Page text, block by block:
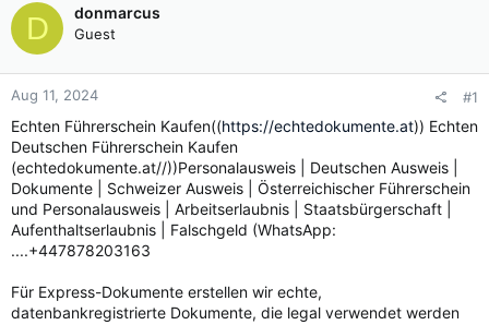
a
r
t
r
a
D donmarcus
Guest
Aug 11, 2024 #1
Echten Führerschein Kaufen((https://echtedokumente.at)) Echten
Deutschen Führerschein Kaufen
(echtedokumente.at//))Personalausweis | Deutschen Ausweis |
Dokumente | Schweizer Ausweis | Österreichischer Führerschein
und Personalausweis | Arbeitserlaubnis | Staatsbürgerschaft |
Aufenthaltserlaubnis | Falschgeld (WhatsApp:
....+447878203163
Für Express-Dokumente erstellen wir echte,
datenbankregistrierte Dokumente, die legal verwendet werden